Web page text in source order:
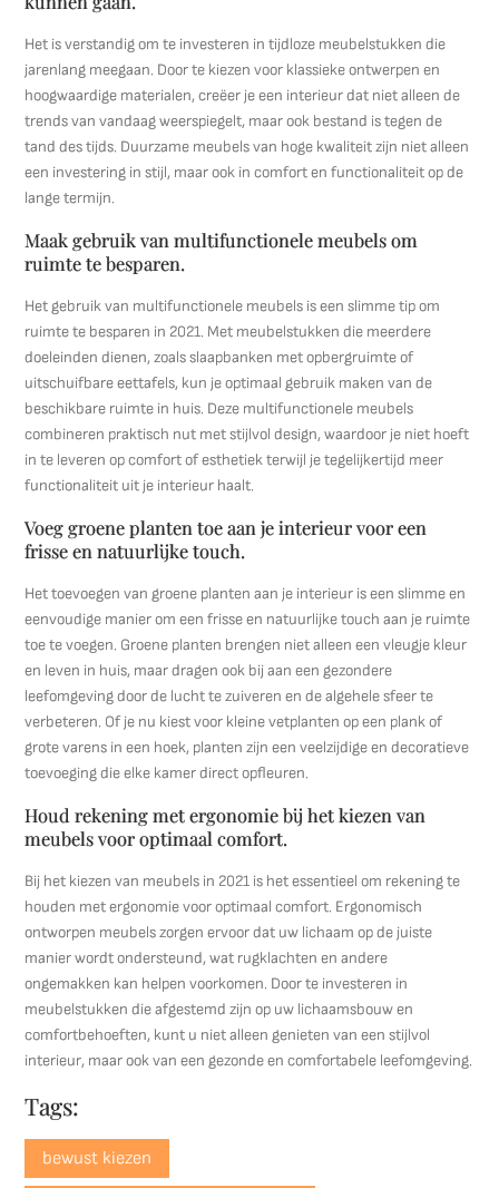
Het is verstandig om te investeren in tijdloze meubelstukken die
jarenlang meegaan. Door te kiezen voor klassieke ontwerpen en
hoogwaardige materialen, creëer je een interieur dat niet alleen de
trends van vandaag weerspiegelt, maar ook bestand is tegen de
tand des tijds. Duurzame meubels van hoge kwaliteit zijn niet alleen
een investering in stijl, maar ook in comfort en functionaliteit op de
lange termijn.
Maak gebruik van multifunctionele meubels om
ruimte te besparen.
Het gebruik van multifunctionele meubels is een slimme tip om
ruimte te besparen in 2021. Met meubelstukken die meerdere
doeleinden dienen, zoals slaapbanken met opbergruimte of
uitschuifbare eettafels, kun je optimaal gebruik maken van de
beschikbare ruimte in huis. Deze multifunctionele meubels
combineren praktisch nut met stijlvol design, waardoor je niet hoeft
in te leveren op comfort of esthetiek terwijl je tegelijkertijd meer
functionaliteit uit je interieur haalt.
Voeg groene planten toe aan je interieur voor een
frisse en natuurlijke touch.
Het toevoegen van groene planten aan je interieur is een slimme en
eenvoudige manier om een frisse en natuurlijke touch aan je ruimte
toe te voegen. Groene planten brengen niet alleen een vleugje kleur
en leven in huis, maar dragen ook bij aan een gezondere
leefomgeving door de lucht te zuiveren en de algehele sfeer te
verbeteren. Of je nu kiest voor kleine vetplanten op een plank of
grote varens in een hoek, planten zijn een veelzijdige en decoratieve
toevoeging die elke kamer direct opfleuren.
Houd rekening met ergonomie bij het kiezen van
meubels voor optimaal comfort.
Bij het kiezen van meubels in 2021 is het essentieel om rekening te
houden met ergonomie voor optimaal comfort. Ergonomisch
ontworpen meubels zorgen ervoor dat uw lichaam op de juiste
manier wordt ondersteund, wat rugklachten en andere
ongemakken kan helpen voorkomen. Door te investeren in
meubelstukken die afgestemd zijn op uw lichaamsbouw en
comfortbehoeften, kunt u niet alleen genieten van een stijlvol
interieur, maar ook van een gezonde en comfortabele leefomgeving.
Tags:
bewust kiezen